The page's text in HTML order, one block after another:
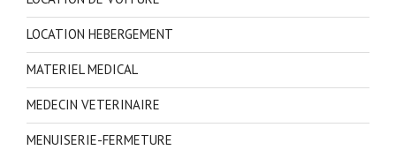
LOCATION HEBERGEMENT
MATERIEL MEDICAL
MEDECIN VETERINAIRE
MENUISERIE-FERMETURE